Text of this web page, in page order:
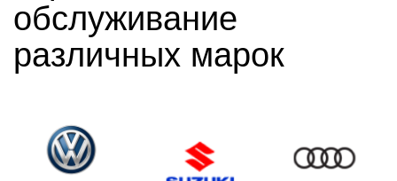
обслуживание
различных марок